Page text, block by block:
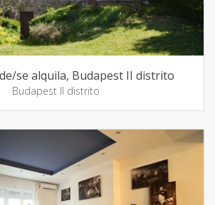
se alquila, Budapest II distrito
Budapest II distrito